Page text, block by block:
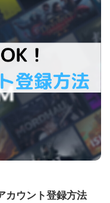
カウント登録方法